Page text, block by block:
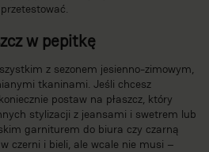
w pepitkę
z sezonem jesienno-zimowym,
tkaninami. Jeśli chcesz
postaw na płaszcz, który
stylizacji z jeansami i swetrem lub
garniturem do biura czy czarną
czerni i bieli, ale wcale nie musi –